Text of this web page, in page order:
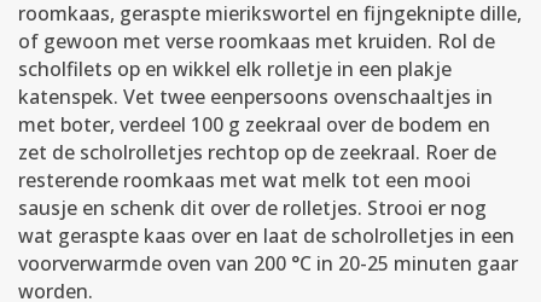
roomkaas, geraspte mierikswortel en fijngeknipte dille,
of gewoon met verse roomkaas met kruiden. Rol de
scholfilets op en wikkel elk rolletje in een plakje
katenspek. Vet twee eenpersoons ovenschaaltjes in
met boter, verdeel 100 g zeekraal over de bodem en
zet de scholrolletjes rechtop op de zeekraal. Roer de
resterende roomkaas met wat melk tot een mooi
sausje en schenk dit over de rolletjes. Strooi er nog
wat geraspte kaas over en laat de scholrolletjes in een
voorverwarmde oven van 200 °C in 20-25 minuten gaar
worden.